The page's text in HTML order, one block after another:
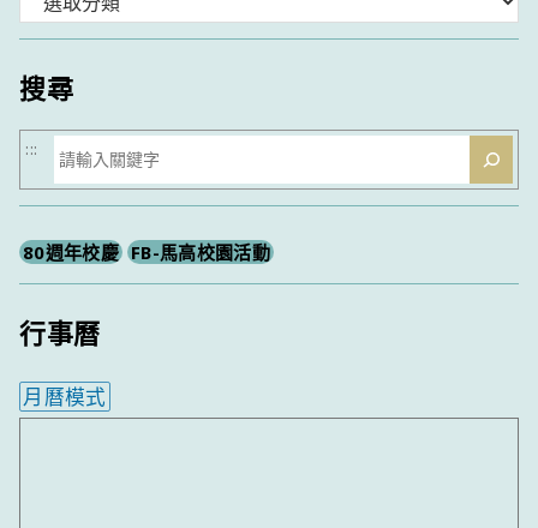
類
搜尋
搜
尋
:::
80週年校慶 FB-馬高校園活動
行事曆
月曆模式